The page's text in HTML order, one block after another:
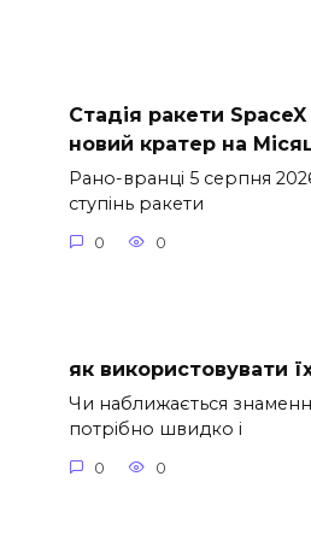
Стадія ракети
новий кратер на
Рано-вранці 5 серпня
ступінь ракети
0 0
як використовувати
Чи наближається
потрібно швидко і
0 0